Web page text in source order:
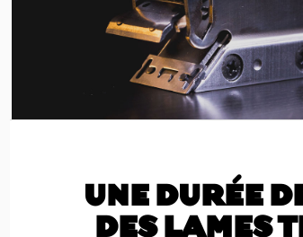
UNE DURÉE
DES LAMES